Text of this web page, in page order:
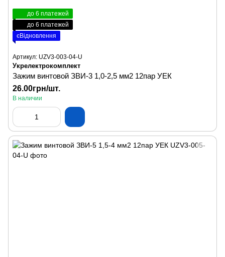
до 6 платежей
до 6 платежей
єВідновлення
Артикул: UZV3-003-04-U
Укрелектрокомплект
Зажим винтовой ЗВИ-3 1,0-2,5 мм2 12пар УЕК
26.00грн/шт.
В наличии